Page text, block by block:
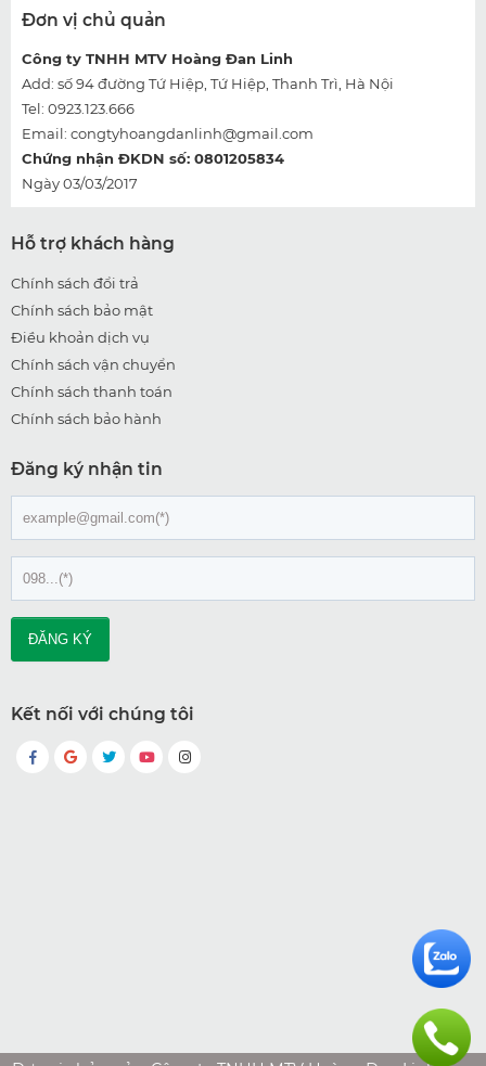
Đơn vị chủ quản
Công ty TNHH MTV Hoàng Đan Linh
Add: số 94 đường Tứ Hiệp, Tứ Hiệp, Thanh Trì, Hà Nội
Tel: 0923.123.666
Email: congtyhoangdanlinh@gmail.com
Chứng nhận ĐKDN số: 0801205834
Ngày 03/03/2017
Hỗ trợ khách hàng
Chính sách đổi trả
Chính sách bảo mật
Điều khoản dịch vụ
Chính sách vận chuyển
Chính sách thanh toán
Chính sách bảo hành
Đăng ký nhận tin
Kết nối với chúng tôi